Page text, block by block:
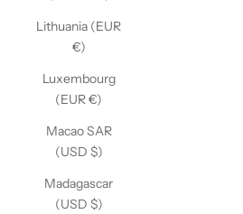
Lithuania (EUR
€)
Luxembourg
(EUR €)
Macao SAR
(USD $)
Madagascar
(USD $)